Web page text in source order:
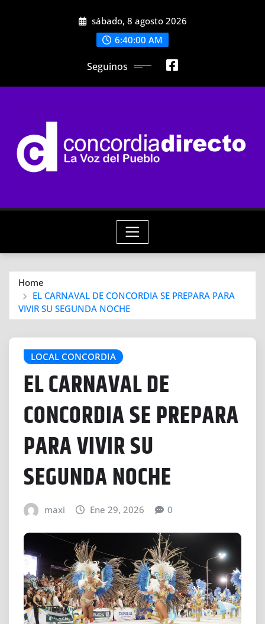
sábado, 8 agosto 2026
6:40:01 AM
Seguinos
Home
EL CARNAVAL DE CONCORDIA SE PREPARA PARA
VIVIR SU SEGUNDA NOCHE
LOCAL CONCORDIA
EL CARNAVAL DE
CONCORDIA SE PREPARA
PARA VIVIR SU
SEGUNDA NOCHE
maxi Ene 29, 2026 0